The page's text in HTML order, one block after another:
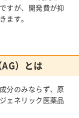
すが、開発費が抑
ます。
）とは
分のみならず、原
ェネリック医薬品